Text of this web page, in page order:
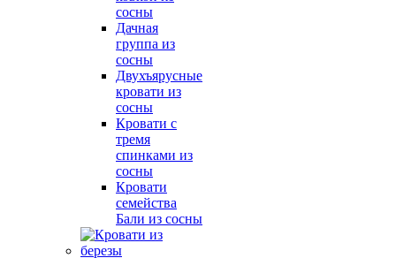
сосны
Дачная
группа из
сосны
Двухъярусные
кровати из
сосны
Кровати с
тремя
спинками из
сосны
Кровати
семейства
Бали из сосны